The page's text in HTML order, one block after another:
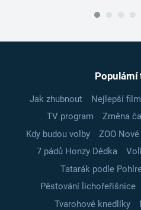
Populární
Jak zhubnout Nejlepší
TV program
Změna
Kdy budou volby
ZOO
7 pádů Honzy Dědka
Tatarák podle
Pěstování lichořeřišnice
Tvarohové knedlíky